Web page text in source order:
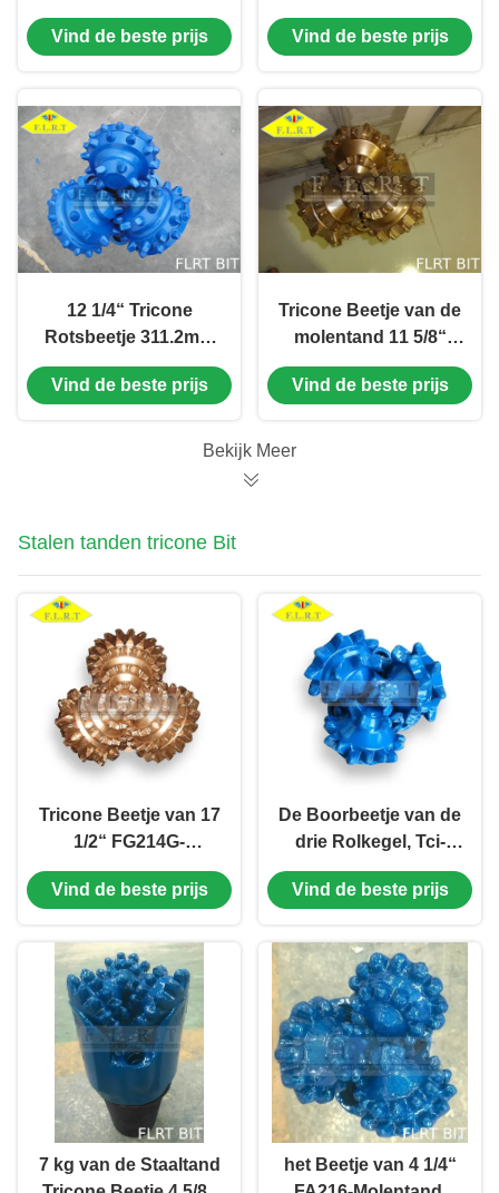
van het
Rotsbeetje/Rots voor
Vind de beste prijs
IADC 637G van het
het
Mijnbouwhulponderdelen
voor Harde Vorming
Vind de beste prijs
12 1/4“ Tricone
Rotsbeetje 311.2mm
van FG435G voor
Waterput die
Vind de beste prijs
Tricone Beetje van de
molentand 11 5/8“
FA137 voor
Olie/Gasputboring
Vind de beste prijs
Bekijk Meer
Stalen tanden tricone Bit
Tricone Beetje van 17
1/2“ FG214G-
Staaltand/Straal
Goedgekeurde
Vind de beste prijs
De Boorbeetje van de
drie Rolkegel, Tci-
Boorbeetje 8 1/2
FA126 voor de Boring
Vind de beste prijs
7 kg van de Staaltand
het Beetje van 4 1/4“